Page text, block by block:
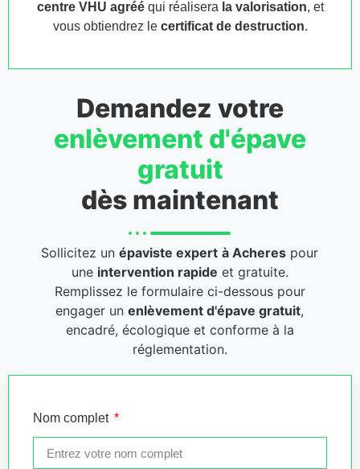
centre VHU agrééqui réalisera la valorisation, et
vous obtiendrez le certificat de destruction.
Demandez votre
enlèvement d'épave
gratuit
dès maintenant
Sollicitez unépaviste expert à Acheres pour
une intervention rapide et gratuite.
Remplissez le formulaire ci-dessous pour
engager unenlèvement d'épave gratuit,
encadré, écologique et conforme à la
réglementation.
Nom complet